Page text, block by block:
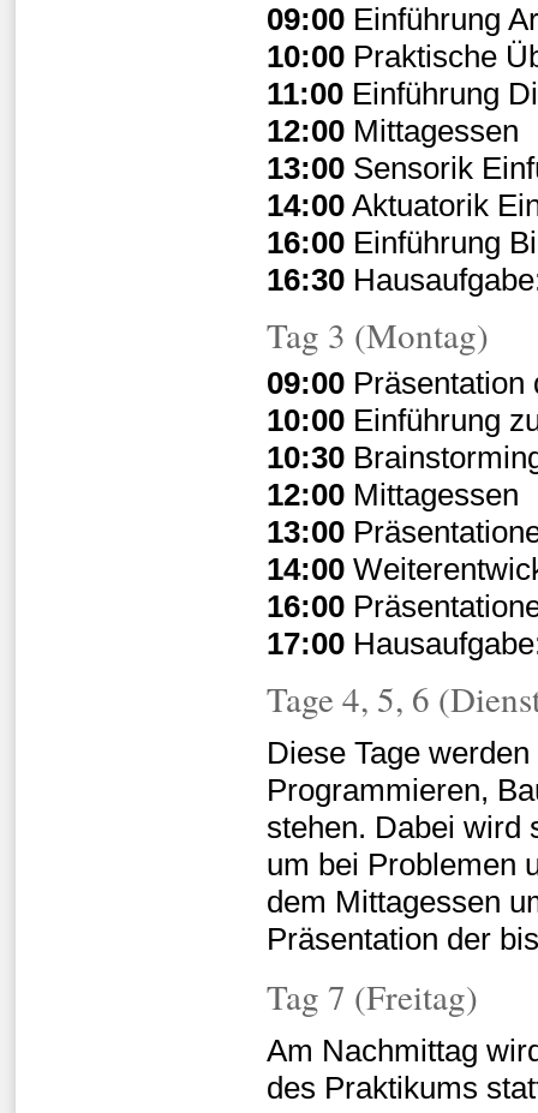
09:00 Einführung
10:00 Praktische
11:00 Einführung
12:00 Mittagessen
13:00 Sensorik
14:00 Aktuatorik
16:00 Einführung
16:30
Tag 3 (Montag)
09:00 Präsentation
10:00 Einführung
10:30
12:00 Mittagessen
13:00
14:00
16:00
17:00
Tage 4, 5, 6
Diese Tage
Programmieren,
stehen. Dabei wird
um bei Problemen
dem Mittagessen
Präsentation der
Tag 7 (Freitag)
Am Nachmittag
des Praktikums